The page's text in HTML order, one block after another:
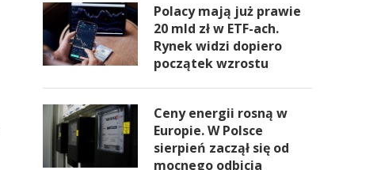
Polacy mają już prawie
20 mld zł w ETF-ach.
Rynek widzi dopiero
początek wzrostu
Ceny energii rosną w
Europie. W Polsce
sierpień zaczął się od
mocnego odbicia